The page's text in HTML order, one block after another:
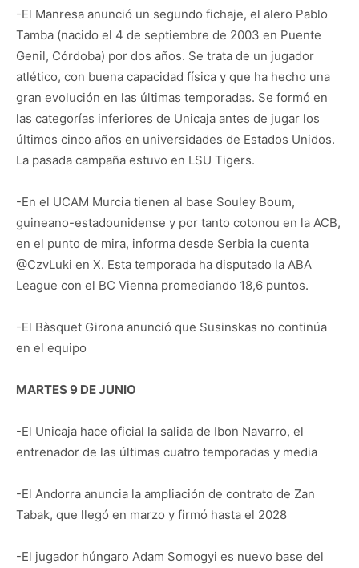
-El Manresa anunció un segundo fichaje, el alero Pablo
Tamba (nacido el 4 de septiembre de 2003 en Puente
Genil, Córdoba) por dos años. Se trata de un jugador
atlético, con buena capacidad física y que ha hecho una
gran evolución en las últimas temporadas. Se formó en
las categorías inferiores de Unicaja antes de jugar los
últimos cinco años en universidades de Estados Unidos.
La pasada campaña estuvo en LSU Tigers.
-En el UCAM Murcia tienen al base Souley Boum,
guineano-estadounidense y por tanto cotonou en la ACB,
en el punto de mira, informa desde Serbia la cuenta
@CzvLuki en X. Esta temporada ha disputado la ABA
League con el BC Vienna promediando 18,6 puntos.
-El Bàsquet Girona anunció que Susinskas no continúa
en el equipo
MARTES 9 DE JUNIO
-El Unicaja hace oficial la salida de Ibon Navarro, el
entrenador de las últimas cuatro temporadas y media
-El Andorra anuncia la ampliación de contrato de Zan
Tabak, que llegó en marzo y firmó hasta el 2028
-El jugador húngaro Adam Somogyi es nuevo base del